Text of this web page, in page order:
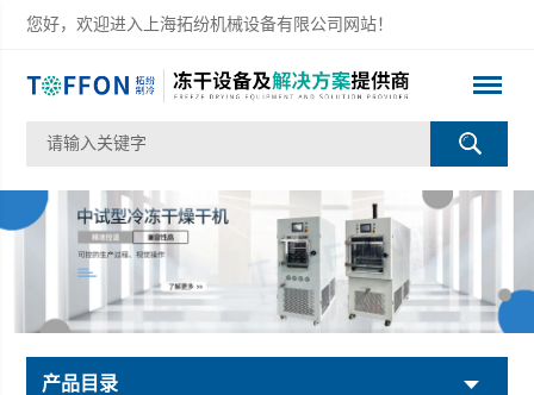
您好，欢迎进入上海拓纷机械设备有限公司网站！
产品目录